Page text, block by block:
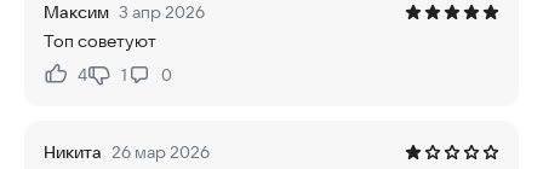
Максим 3 апр 2026
Топ советуют
Нравится:
4Не нравится:
1 0
Никита 26 мар 2026